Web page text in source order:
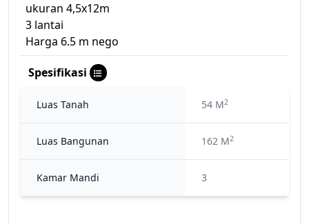
ukuran 4,5x12m
3 lantai
Harga 6.5 m nego
Spesifikasi
Luas Tanah 54 M2
Luas Bangunan 162 M2
Kamar Mandi 3